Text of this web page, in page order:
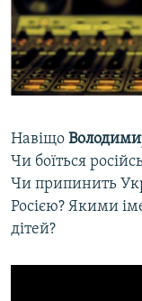
ВІДЕОУРОКИ
СВІДЧЕННЯ
УКРАЇНСЬКА
Русский
Qırımtatar
Усі сайти RFE/
Навіщо
Чи боїться
Чи припинить
Росією? Якими
дітей?